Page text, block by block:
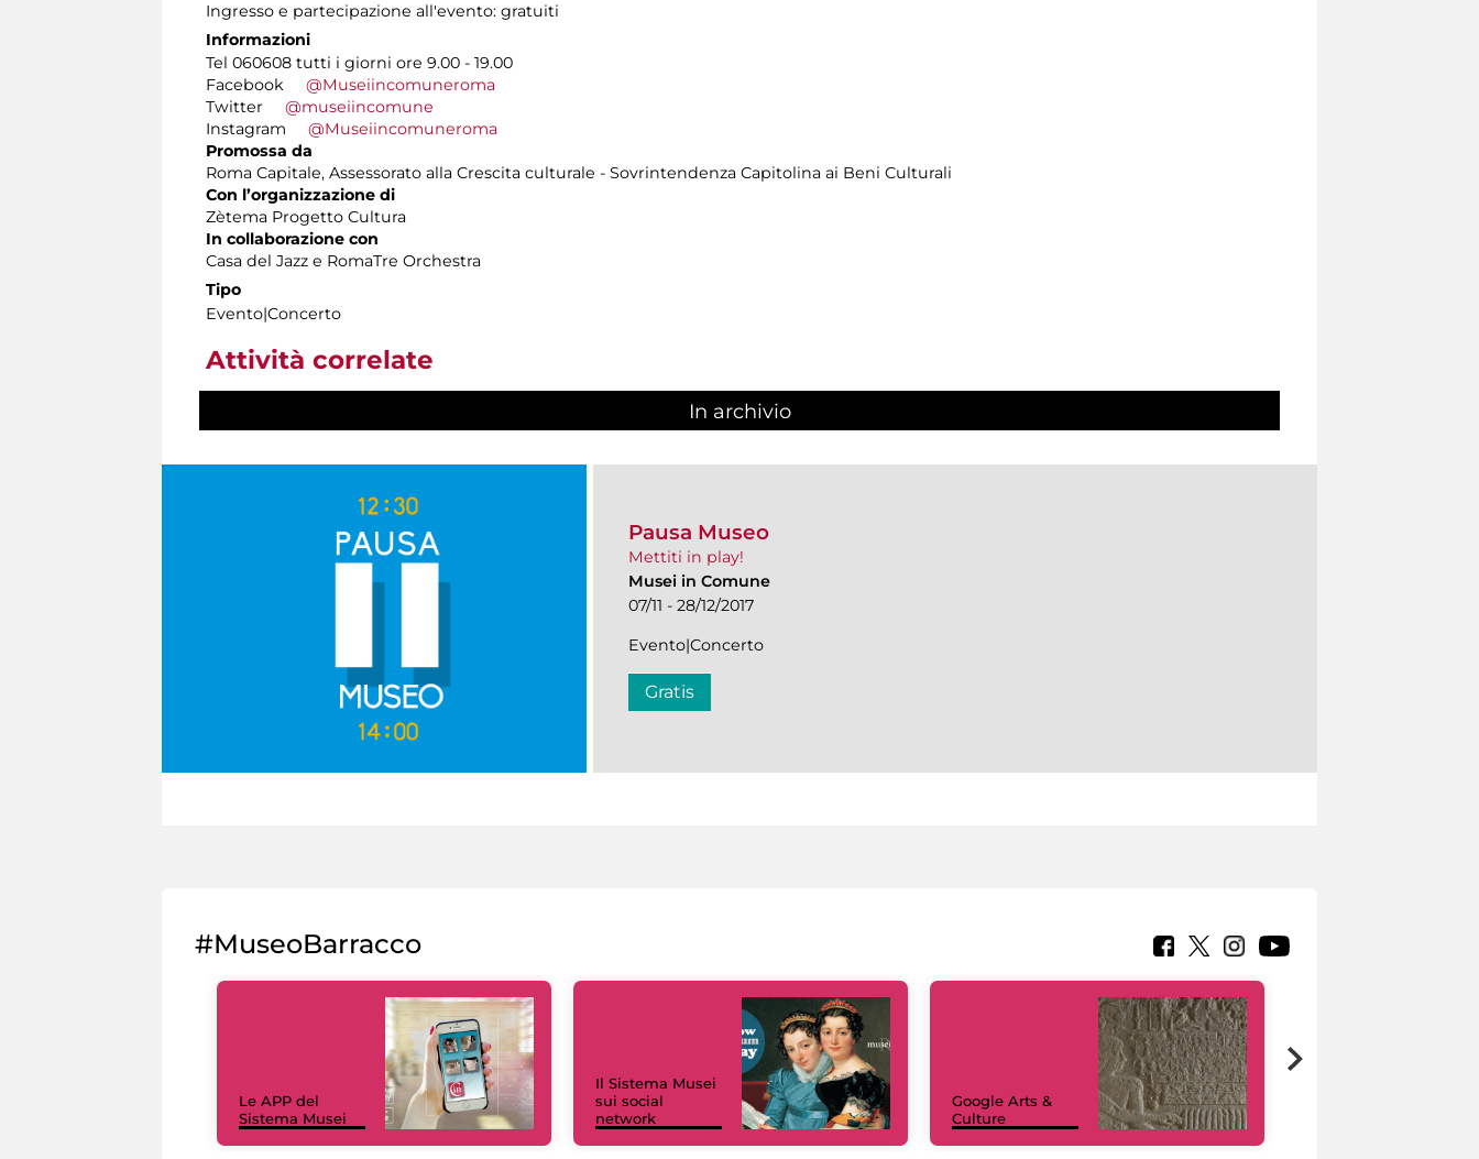
Ingresso e partecipazione all'evento: gratuiti
Informazioni
Tel 060608 tutti i giorni ore 9.00 - 19.00
Facebook @Museiincomuneroma
Twitter @museiincomune
Instagram @Museiincomuneroma
Promossa da
Roma Capitale, Assessorato alla Crescita culturale - Sovrintendenza Capitolina ai Beni Culturali
Con l’organizzazione di
Zètema Progetto Cultura
In collaborazione con
Casa del Jazz e RomaTre Orchestra
Tipo
Evento|Concerto
Attività correlate
In archivio
Pausa Museo
Mettiti in play!
Musei in Comune
07/11 - 28/12/2017
Evento|Concerto
Gratis
#MuseoBarracco
Le APP del
Sistema Musei
Il Sistema Musei
sui social
network
Google Arts &
Culture